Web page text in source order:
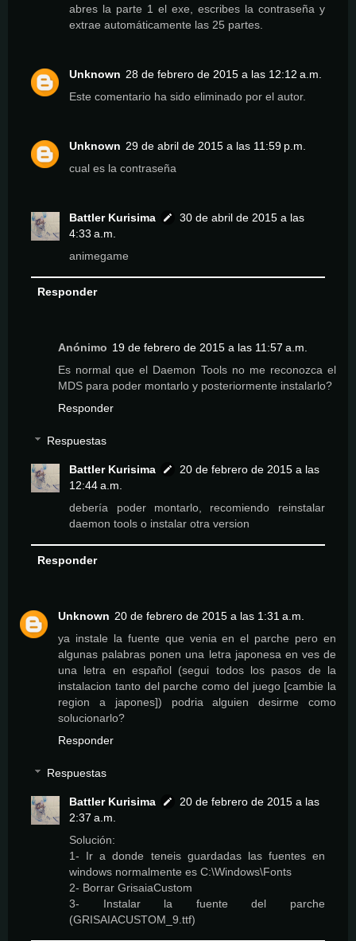
abres la parte 1 el exe, escribes la contraseña y
extrae automáticamente las 25 partes.
Unknown 28 de febrero de 2015 a las 12:12 a.m.
Este comentario ha sido eliminado por el autor.
Unknown 29 de abril de 2015 a las 11:59 p.m.
cual es la contraseña
Battler Kurisima
30 de abril de 2015 a las
4:33 a.m.
animegame
Responder
Anónimo 19 de febrero de 2015 a las 11:57 a.m.
Es normal que el Daemon Tools no me reconozca el
MDS para poder montarlo y posteriormente instalarlo?
Responder
Respuestas
Battler Kurisima
20 de febrero de 2015 a las
12:44 a.m.
debería poder montarlo, recomiendo reinstalar
daemon tools o instalar otra version
Responder
Unknown 20 de febrero de 2015 a las 1:31 a.m.
ya instale la fuente que venia en el parche pero en
algunas palabras ponen una letra japonesa en ves de
una letra en español (segui todos los pasos de la
instalacion tanto del parche como del juego [cambie la
region a japones]) podria alguien desirme como
solucionarlo?
Responder
Respuestas
Battler Kurisima
20 de febrero de 2015 a las
2:37 a.m.
Solución:
1- Ir a donde teneis guardadas las fuentes en
windows normalmente es C:\Windows\Fonts
2- Borrar GrisaiaCustom
3- Instalar la fuente del parche
(GRISAIACUSTOM_9.ttf)